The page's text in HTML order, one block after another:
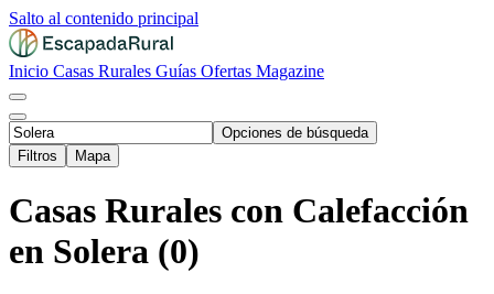
Salto al contenido principal
Inicio Casas Rurales Guías Ofertas Magazine
Opciones de búsqueda
Filtros
Mapa
Casas Rurales con Calefacción
en Solera (0)